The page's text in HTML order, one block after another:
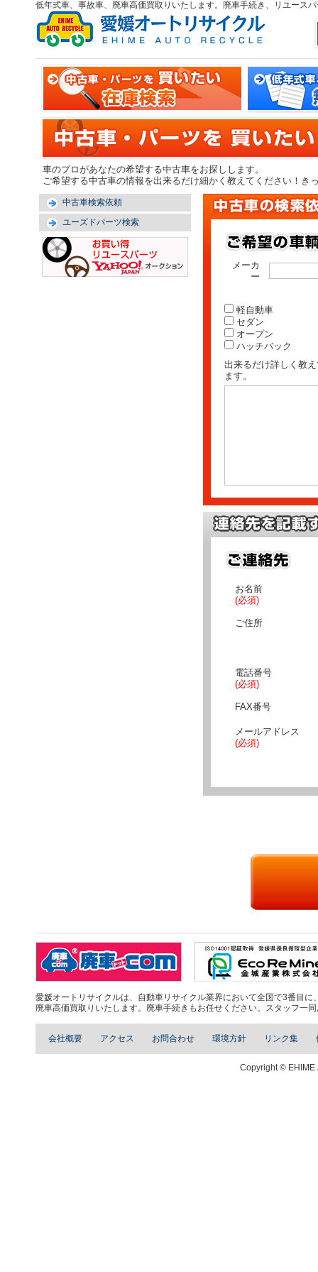
低年式車、事故車、廃車高価買取りいたします。廃車手続き、リユース
車のプロがあなたの希望する中古車をお探しします。
ご希望する中古車の情報を出来るだけ細かく教えてください！き
中古車検索依頼
ユーズドパーツ検索
メーカ
ー
軽自動車
セダン
オープン
ハッチバック
出来るだけ詳しく教
ます。
お名前
(必須)
ご住所
電話番号
(必須)
FAX番号
メールアドレス
(必須)
愛媛オートリサイクルは、自動車リサイクル業界において全国で3番目
廃車高価買取りいたします。廃車手続きもお任せください。スタッフ一
会社概要 アクセス お問合わせ 環境方針 リンク集
Copyright © EHIME